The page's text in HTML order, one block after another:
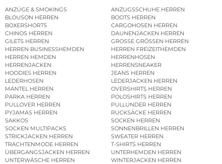
ANZÜGE & SMOKINGS
ANZUGSSCHUHE HERREN
BLOUSON HERREN
BOOTS HERREN
BOXERSHORTS
CARGOHOSEN HERREN
CHINOS HERREN
DAUNENJACKEN HERREN
GILETS HERREN
GROSSE GRÖSSEN HERREN
HERREN BUSINESSHEMDEN
HERREN FREIZEITHEMDEN
HERREN HEMDEN
HERRENHOSEN
HERRENJACKEN
HERRENSNEAKER
HOODIES HERREN
JEANS HERREN
LEDERHOSEN
LEDERJACKEN HERREN
MÄNTEL HERREN
OVERSHIRTS HERREN
PARKA HERREN
POLOSHIRTS HERREN
PULLOVER HERREN
PULLUNDER HERREN
PYJAMAS HERREN
RUCKSÄCKE HERREN
SAKKOS
SOCKEN HERREN
SOCKEN MULTIPACKS
SONNENBRILLEN HERREN
STRICKJACKEN HERREN
SWEATER HERREN
TRACHTENMODE HERREN
T-SHIRTS HERREN
ÜBERGANGSJACKEN HERREN
UNTERHEMDEN HERREN
UNTERWÄSCHE HERREN
WINTERJACKEN HERREN